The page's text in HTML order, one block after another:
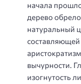
начала
дерево
натуральный
вычурности.
изогнутость